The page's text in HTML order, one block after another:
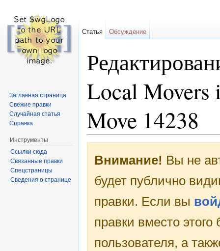
Local
Move 14238
Внимание! Вы не
будет публично
правки. Если вы
правки вместо
пользователя, а
Статья Обсуждение
Заглавная страница
Свежие правки
Случайная статья
Справка
Инструменты
Ссылки сюда
Связанные правки
Спецстраницы
Сведения о странице